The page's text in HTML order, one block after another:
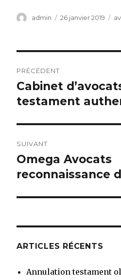
Auteur
admin
Publié
26 janvier 2019
de
l’article
PRÉCÉDENT
Article
précédent :
Cabinet
testament
SUIVANT
Article
suivant :
Omega Avocats
reconnaissance
ARTICLES RÉCENTS
Annulation testament